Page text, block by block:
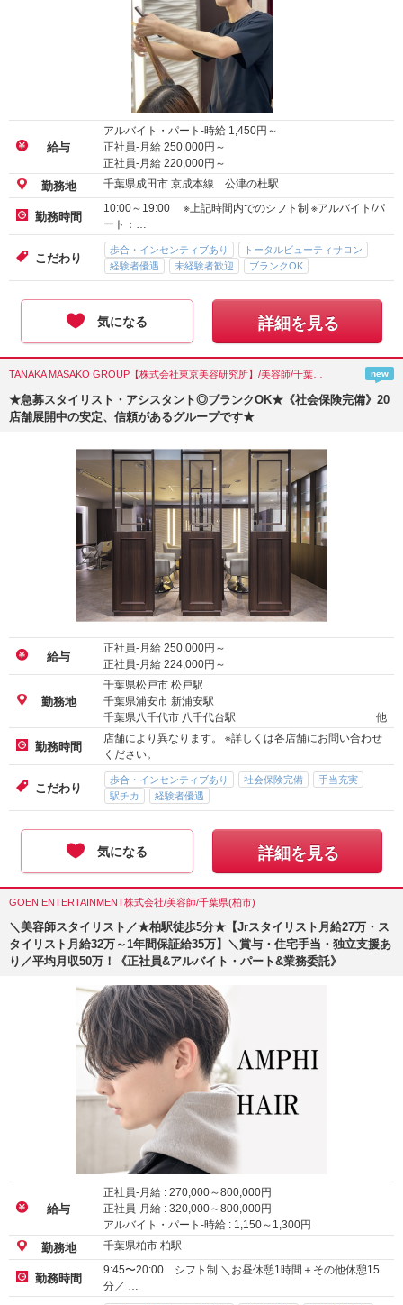
給与
アルバイト・パート-時給 1,450円～
正社員-月給 250,000円～
正社員-月給 220,000円～
勤務地 千葉県成田市 京成本線 公津の杜駅
勤務時間
10:00～19:00 ※上記時間内でのシフト制 ※アルバイト/パ
ート：…
こだわり
歩合・インセンティブあり
トータルビューティサロン
経験者優遇
未経験者歓迎 ブランクOK
気になる 詳細を見る
new
★急募スタイリスト・アシスタント◎ブランクOK★《社会保険完備》20
店舗展開中の安定、信頼があるグループです★
給与
正社員-月給 250,000円～
正社員-月給 224,000円～
勤務地
千葉県松戸市 松戸駅
千葉県浦安市 新浦安駅
千葉県八千代市 八千代台駅
他
勤務時間
店舗により異なります。 ※詳しくは各店舗にお問い合わせ
ください。
こだわり
歩合・インセンティブあり 社会保険完備
手当充実
駅チカ
経験者優遇
気になる 詳細を見る
GOEN ENTERTAINMENT株式会社/美容師/千葉県(柏市)
＼美容師スタイリスト／★柏駅徒歩5分★【Jrスタイリスト月給27万・ス
タイリスト月給32万～1年間保証給35万】＼賞与・住宅手当・独立支援あ
り／平均月収50万！《正社員&アルバイト・パート&業務委託》
給与
正社員-月給 : 270,000～800,000円
正社員-月給 : 320,000～800,000円
アルバイト・パート-時給 : 1,150～ 1,300円
勤務地 千葉県柏市 柏駅
勤務時間
9:45〜20:00 シフト制 ＼お昼休憩1時間＋その他休憩15
分／ …